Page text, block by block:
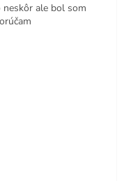
ale bol som
5 hviezdičiek.
5 hviezdičiek.